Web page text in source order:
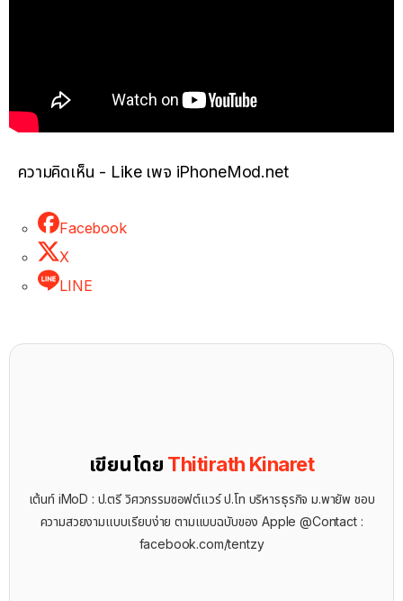
ความคิดเห็น - Like เพจ iPhoneMod.net
Facebook
X
LINE
เขียนโดย Thitirath Kinaret
เต้นท์ iMoD : ป.ตรี วิศวกรรมซอฟต์แวร์ ป.โท บริหารธุรกิจ ม.พายัพ ชอบ
ความสวยงามแบบเรียบง่าย ตามแบบฉบับของ Apple @Contact :
facebook.com/tentzy